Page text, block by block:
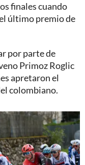
finales cuando
último premio de
por parte de
Primoz Roglic
apretaron el
colombiano.